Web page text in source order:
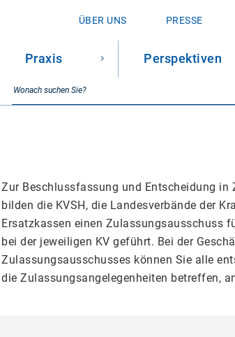
ÜBER UNS PRESSE
Praxis Perspektiven
SUCHE
Suchbegriff
Zur Beschlussfassung und Entscheidung in
bilden die KVSH, die Landesverbände der
Ersatzkassen einen Zulassungsausschuss
bei der jeweiligen KV geführt. Bei der
Zulassungsausschusses können Sie alle
die Zulassungsangelegenheiten betreffen,